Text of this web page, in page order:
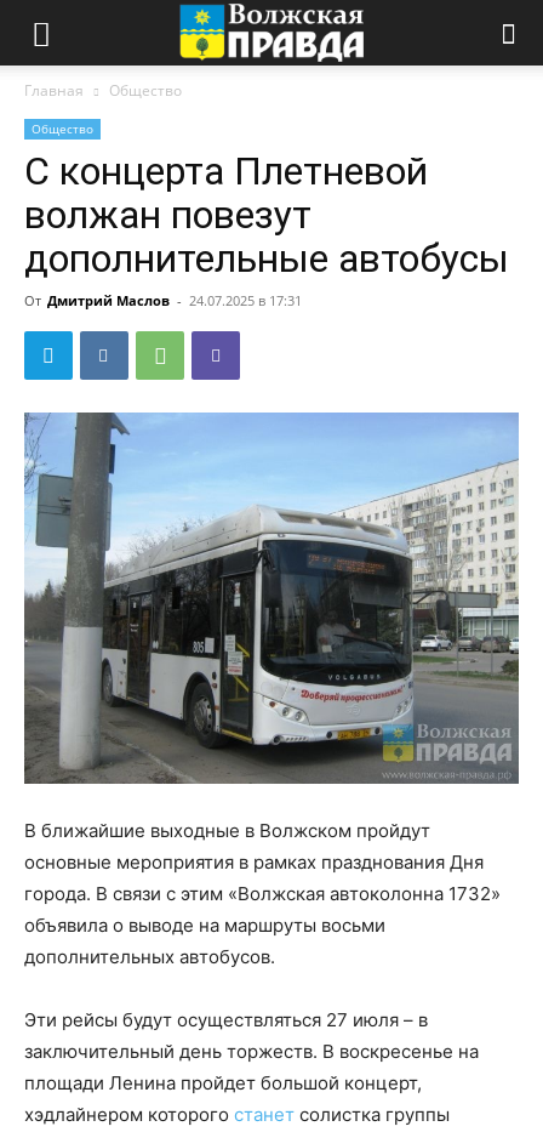
Главная Общество
Общество
С концерта Плетневой
волжан повезут
дополнительные автобусы
От Дмитрий Маслов - 24.07.2025 в 17:31
В ближайшие выходные в Волжском пройдут
основные мероприятия в рамках празднования Дня
города. В связи с этим «Волжская автоколонна 1732»
объявила о выводе на маршруты восьми
дополнительных автобусов.
Эти рейсы будут осуществляться 27 июля – в
заключительный день торжеств. В воскресенье на
площади Ленина пройдет большой концерт,
хэдлайнером которого станет солистка группы